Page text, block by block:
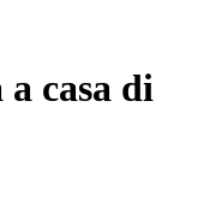
casa di